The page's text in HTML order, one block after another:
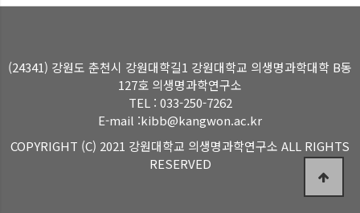
(24341) 강원도 춘천시 강원대학길1 강원대학교 의생명과학대학 B동
127호 의생명과학연구소
TEL : 033-250-7262
E-mail :kibb@kangwon.ac.kr
COPYRIGHT (C) 2021 강원대학교 의생명과학연구소 ALL RIGHTS
RESERVED